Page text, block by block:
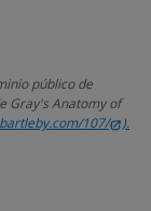
público de
Gray's Anatomy of
107/ ).